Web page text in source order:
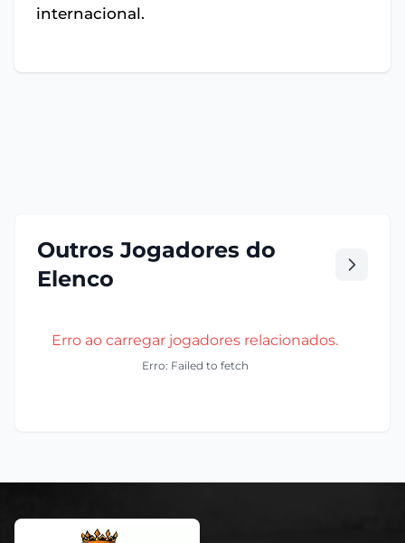
internacional.
Outros Jogadores do
Elenco
Erro ao carregar jogadores relacionados.
Erro: Failed to fetch